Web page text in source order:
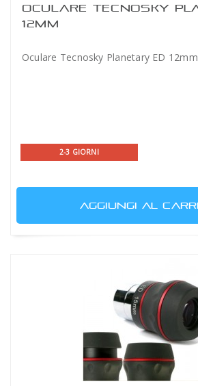
OCULARE TECNOSKY
12MM
Oculare Tecnosky Planetary ED 12mm
2-3 GIORNI
AGGIUNGI AL